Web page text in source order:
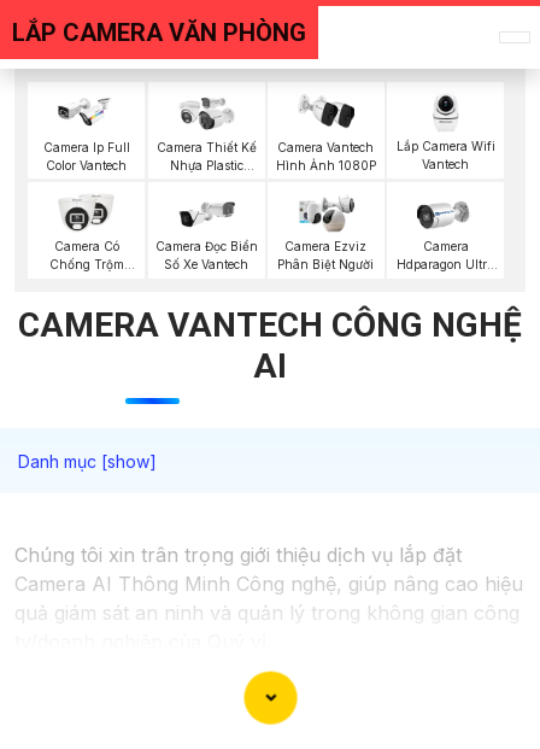
LẮP CAMERA VĂN PHÒNG
Camera Ip Full
Color Vantech
Camera Thiết Kế
Nhựa Plastic
Camera Vantech
Hình Ảnh 1080P
Lắp Camera Wifi
Vantech
Camera Có
Chống Trộm
Camera Đọc Biển
Số Xe Vantech
Camera Ezviz
Phân Biệt Người
Camera
Hdparagon Ultra
CAMERA VANTECH CÔNG NGHỆ
AI
Chúng tôi xin trân trọng giới thiệu dịch vụ lắp đặt
Camera AI Thông Minh Công nghệ, giúp nâng cao hiệu
quả giám sát an ninh và quản lý trong không gian công
**AI Thông Minh**: Hệ thống Camera được tích
hợp công nghệ AI cung cấp khả năng phân tích hình